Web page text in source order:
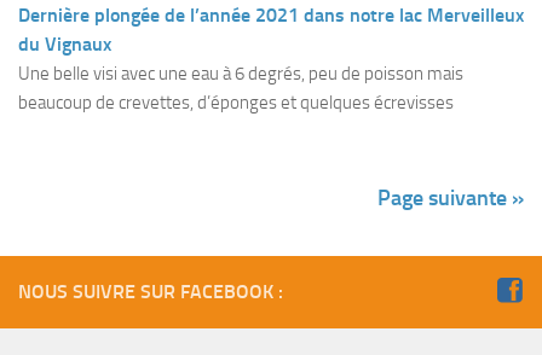
Dernière plongée de l’année 2021 dans notre lac Merveilleux
du Vignaux
Une belle visi avec une eau à 6 degrés, peu de poisson mais
beaucoup de crevettes, d’éponges et quelques écrevisses
Page suivante »
NOUS SUIVRE SUR FACEBOOK :